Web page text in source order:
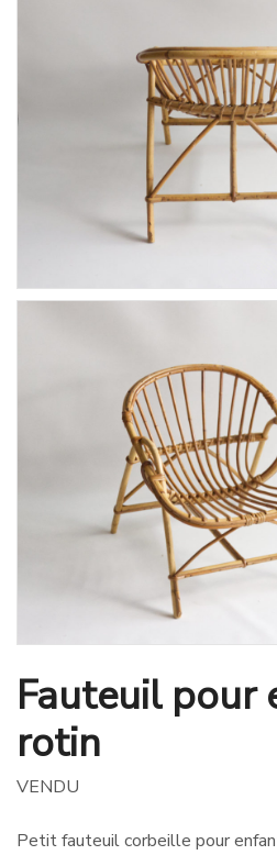
Fauteuil pour
rotin
VENDU
Petit fauteuil corbeille pour